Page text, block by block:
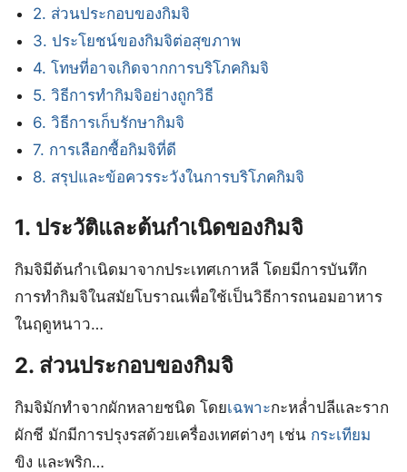
2. ส่วนประกอบของกิมจิ
3. ประโยชน์ของกิมจิต่อสุขภาพ
4. โทษที่อาจเกิดจากการบริโภคกิมจิ
5. วิธีการทำกิมจิอย่างถูกวิธี
6. วิธีการเก็บรักษากิมจิ
7. การเลือกซื้อกิมจิที่ดี
8. สรุปและข้อควรระวังในการบริโภคกิมจิ
1. ประวัติและต้นกเนิดของกิมจิ
กิมจิมีต้นกำเนิดมาจากประเทศเกาหลี โดยมีการบันทึก
การทำกิมจิในสมัยโบราณเพื่อใช้เป็นวิธีการถนอมอาหาร
ในฤดูหนาว…
2. ส่วนประกอบของกิมจิ
กิมจิมักทำจากผักหลายชนิด โดยเฉพาะกะหล่ำปลีและราก
ผักชี มักมีการปรุงรสด้วยเครื่องเทศต่างๆ เช่น กระเทียม
ขิง และพริก…